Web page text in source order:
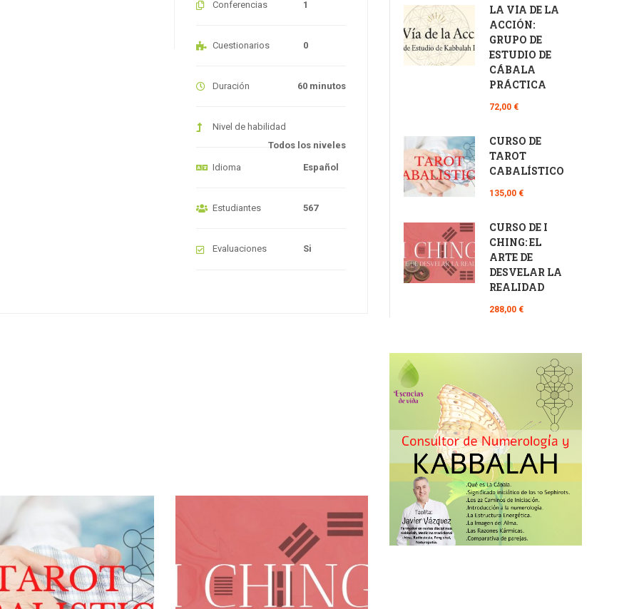
Conferencias 1
Cuestionarios 0
Duración 60 minutos
Nivel de habilidad
Todos los niveles
Idioma Español
Estudiantes 567
Evaluaciones Si
LA VÍA DE LA
ACCIÓN:
GRUPO DE
ESTUDIO DE
CÁBALA
PRÁCTICA
72,00 €
CURSO DE
TAROT
CABALÍSTICO
135,00 €
CURSO DE I
CHING: EL
ARTE DE
DESVELAR LA
REALIDAD
288,00 €